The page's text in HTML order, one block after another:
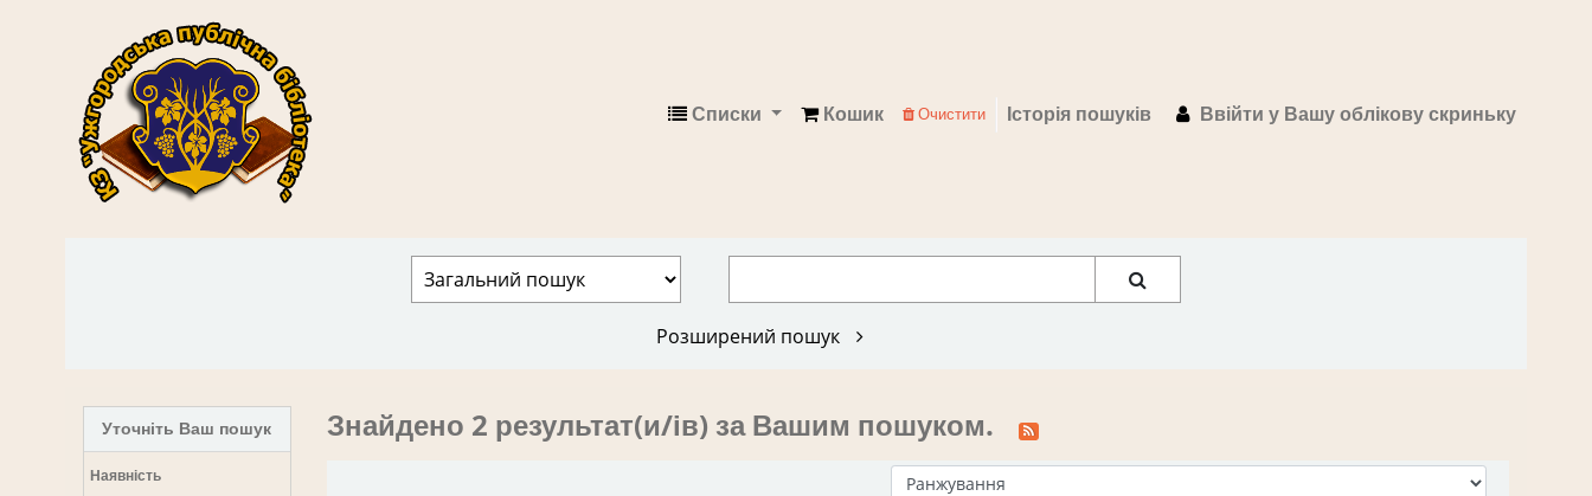
Кошик
Списки Ввійти у Вашу облікову скриньку
Історія пошуків
Очистити
Розширений пошук
Уточніть Ваш пошук
Наявність
Знайдено 2 результат(и/ів) за Вашим пошуком.
Сортувати за: